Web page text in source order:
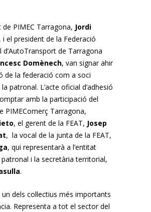
de PIMEC Tarragona, Jordi
, i el president de la Federació
d’AutoTransport de Tarragona
Domènech, van signar ahir
de la federació com a soci
la patronal. L’acte oficial d’adhesió
amb la participació del
PIMEComerç Tarragona,
, el gerent de la FEAT, Josep
, la vocal de la junta de la FEAT,
, qui representarà a l’entitat
i la secretària territorial,
.
un dels col·lectius més importants
Representa a tot el sector del